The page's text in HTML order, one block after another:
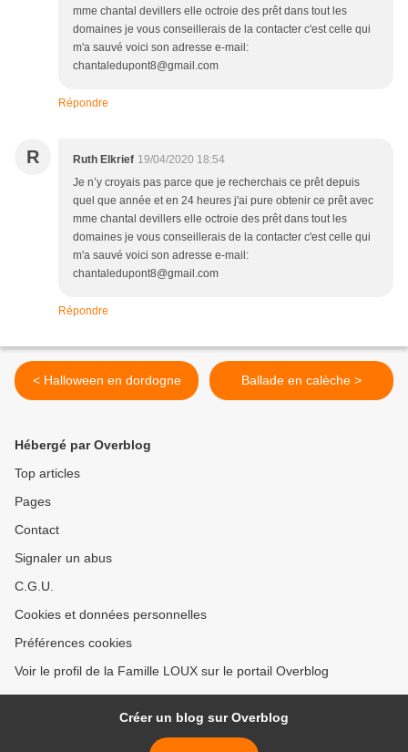
mme chantal devillers elle octroie des prêt dans tout les
domaines je vous conseillerais de la contacter c'est celle qui
m'a sauvé voici son adresse e-mail:
chantaledupont8@gmail.com
Répondre
R Ruth Elkrief 19/04/2020 18:54
Je n’y croyais pas parce que je recherchais ce prêt depuis
quel que année et en 24 heures j'ai pure obtenir ce prêt avec
mme chantal devillers elle octroie des prêt dans tout les
domaines je vous conseillerais de la contacter c'est celle qui
m'a sauvé voici son adresse e-mail:
chantaledupont8@gmail.com
Répondre
< Halloween en dordogne Ballade en calèche >
Hébergé par Overblog
Top articles
Pages
Contact
Signaler un abus
C.G.U.
Cookies et données personnelles
Préférences cookies
Voir le profil de la Famille LOUX sur le portail Overblog
Créer un blog sur Overblog